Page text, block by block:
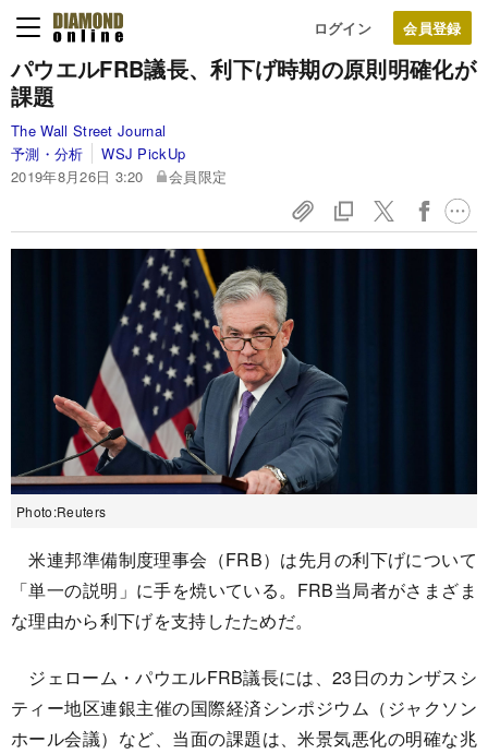
ログイン
パウエルFRB議長、利下げ時期の原則明確化が
課題
The Wall Street Journal
予測・分析
WSJ PickUp
2019年8月26日 3:20
会員限定
Photo:Reuters
米連邦準備制度理事会（FRB）は先月の利下げについて
「単一の説明」に手を焼いている。FRB当局者がさまざま
な理由から利下げを支持したためだ。
ジェローム・パウエルFRB議長には、23日のカンザスシ
ティー地区連銀主催の国際経済シンポジウム（ジャクソン
ホール会議）など、当面の課題は、米景気悪化の明確な兆